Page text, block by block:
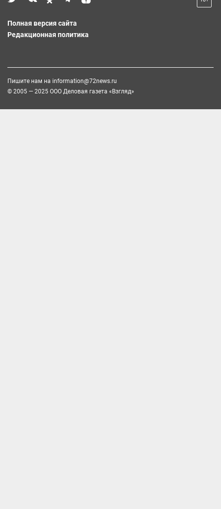
Полная версия сайта
Редакционная политика
Пишите нам на information@72news.ru
© 2005 — 2025 ООО Деловая газета «Взгляд»